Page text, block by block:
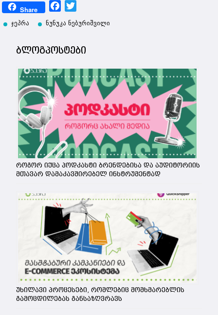
Share Facebook
ჯეპრა ნუნუკა ნებურიშვილი
ბლოგპოსტები
როგორ იქცა პოდკასტი ბრენდებისა და აუდიტორიის
მთავარ დამაკავშირებელ ინსტრუმენტად
უხილავი პროცესები, რომლებიც მომხმარებლის
გამოცდილებას განსაზღვრავს